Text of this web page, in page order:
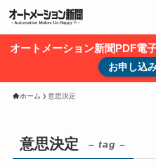
オートメーション新聞PDF電
お申し込
ホーム 意思決定
意思決定 – tag –